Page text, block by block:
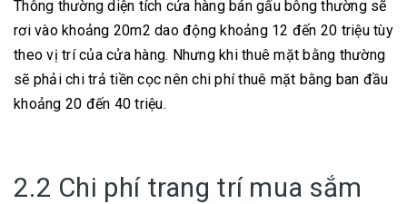
Thông thường diện tích cửa hàng bán gấu bông thường sẽ
rơi vào khoảng 20m2 dao động khoảng 12 đến 20 triệu tùy
theo vị trí của cửa hàng. Nhưng khi thuê mặt bằng thường
sẽ phải chi trả tiền cọc nên chi phí thuê mặt bằng ban đầu
khoảng 20 đến 40 triệu.
2.2 Chi phí trang trí mua sắm